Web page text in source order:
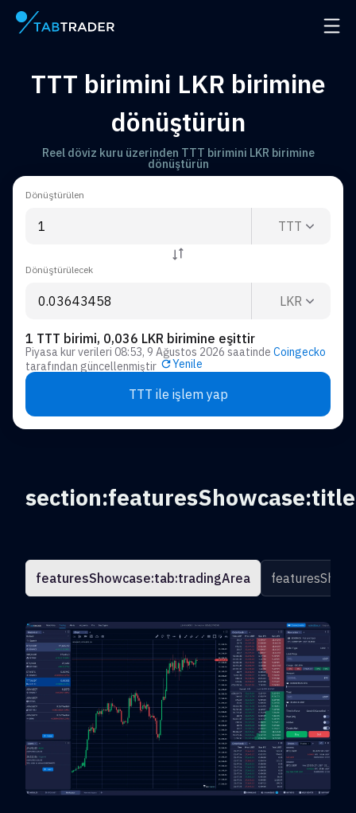
Ana Sayfa
TTT birimini LKR birimine
dönüştürün
Reel döviz kuru üzerinden TTT birimini LKR birimine
dönüştürün
Dönüştürülen
TTT
Dönüştürülecek
LKR
1 TTT birimi, 0,036 LKR birimine eşittir
Piyasa kur verileri 08:53, 9 Ağustos 2026 saatinde Coingecko
tarafından güncellenmiştir
Yenile
TTT ile işlem yap
section:featuresShowcase:title
featuresShowcase:tab:tradingArea